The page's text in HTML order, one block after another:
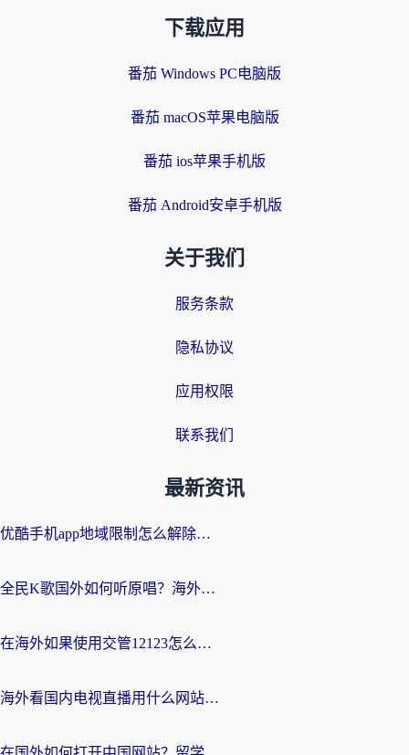
下载应用
番茄 Windows PC电脑版
番茄 macOS苹果电脑版
番茄 ios苹果手机版
番茄 Android安卓手机版
关于我们
服务条款
隐私协议
应用权限
联系我们
最新资讯
优酷手机app地域限制怎么解除？海外党亲测有效的追剧方案
全民K歌国外如何听原唱？海外党亲测有效的回国加速器选择指南
在海外如果使用交管12123怎么处理？留学生亲测有效的回国加速方案
海外看国内电视直播用什么网站比较好？一篇解决你所有追剧难题的实用指南